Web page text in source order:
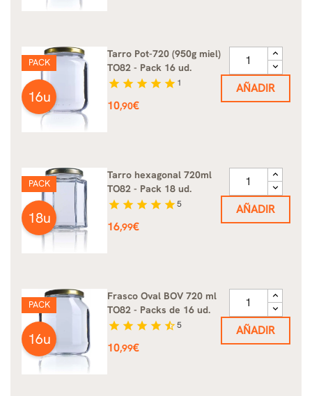
Tarro Pot-720 (950g miel)
TO82 - Pack 16 ud.
star star star star star 1
Precio
10,90€
PACK
16u AÑADIR
Tarro hexagonal 720ml
TO82 - Pack 18 ud.
star star star star star5
Precio
16,99€
PACK
18u AÑADIR
Frasco Oval BOV 720 ml
TO82 - Packs de 16 ud.
star star star star star_half5
Precio
10,99€
PACK
16u AÑADIR